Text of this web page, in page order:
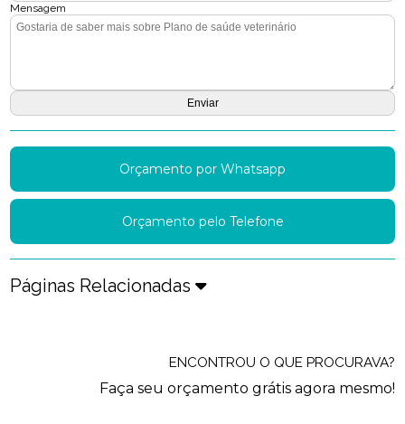
Mensagem
Orçamento por Whatsapp
Orçamento pelo Telefone
Páginas Relacionadas
ENCONTROU O QUE PROCURAVA?
Faça seu orçamento grátis agora mesmo!